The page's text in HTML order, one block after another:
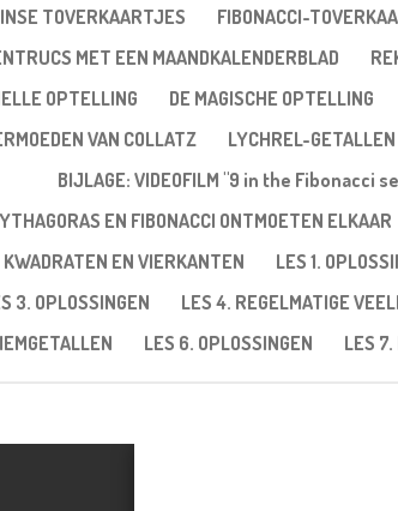
TOVERKAARTJES
FIBONACCI-
MET EEN MAANDKALENDERBLAD
OPTELLING
DE MAGISCHE OPTELLING
VAN COLLATZ
LYCHREL-GETALLEN
BIJLAGE: VIDEOFILM "9 in the Fibonacci
EN FIBONACCI ONTMOETEN ELKAAR
KWADRATEN EN VIERKANTEN
LES 1.
3. OPLOSSINGEN
LES 4. REGELMATIGE
LES 6. OPLOSSINGEN LES